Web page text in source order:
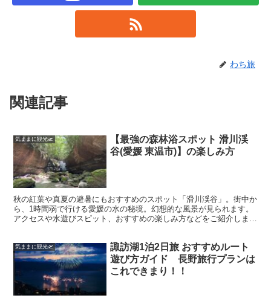
わち旅
関連記事
気ままに観光🛫
【最強の森林浴スポット 滑川渓
谷(愛媛 東温市)】の楽しみ方
秋の紅葉や真夏の避暑にもおすすめのスポット「滑川渓谷」。街中か
ら、1時間弱で行ける愛媛の水の秘境。幻想的な風景が見られます。
アクセスや水遊びスピット、おすすめの楽しみ方などをご紹介しま
気ままに観光🛫
諏訪湖1泊2日旅 おすすめルート
遊び方ガイド 長野旅行プランは
これできまり！！